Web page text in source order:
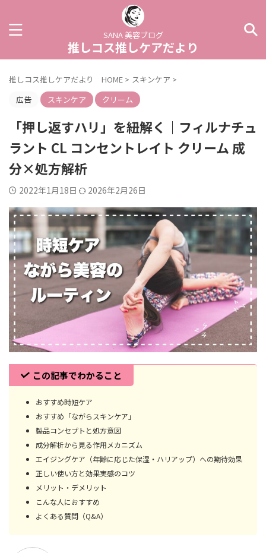
SANA 美容ブログ
推しコス推しケアだより
推しコス推しケアだより HOME > スキンケア >
広告
スキンケア クリーム
「押し返すハリ」を紐解く｜フィルナチュ
ラント CL コンセントレイト クリーム 成
分×処方解析
2022年1月18日 2026年2月26日
この記事でわかること
おすすめ時短ケア
おすすめ「ながらスキンケア」
製品コンセプトと処方意図
成分解析から見る作用メカニズム
エイジングケア（年齢に応じた保湿・ハリアップ）への期待効果
正しい使い方と効果実感のコツ
メリット・デメリット
こんな人におすすめ
よくある質問（Q&A）